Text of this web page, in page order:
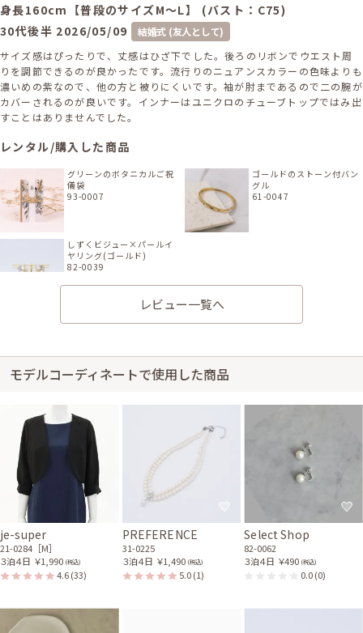
身長160cm【普段のサイズM〜L】 (バスト：C75)
30代後半 2026/05/09
結婚式 (友人として)
サイズ感はぴったりで、丈感はひざ下でした。後ろのリボンでウエスト周
りを調節できるのが良かったです。流行りのニュアンスカラーの色味よりも
濃いめの紫なので、他の方と被りにくいです。袖が肘まであるので二の腕が
カバーされるのが良いです。インナーはユニクロのチューブトップではみ出
すことはありませんでした。
レンタル/購入した商品
グリーンのボタニカルご祝
儀袋
93-0007
ゴールドのストーン付バン
グル
61-0047
しずくビジュー×パールイ
ヤリング(ゴールド)
82-0039
身長159cm【普段のサイズM】 (バスト：C70)
サイズ感はぴったりで、丈感はひざ下でした。お上品なパープルのドレスで
した。他の方とかぶらない色味だったため女性ゲストが多い結婚式で大変
助かりました！
身長152cm【M】 (バスト：C75)
30代前半
2026/03/15 食事会・記念日
サイズはぴったりで、丈はひざ下でした。 推しカラーの素敵なドレスでし
た！！
レビュー一覧へ
モデルコーディネートで使用した商品
je-super
21-0284［M］
３泊４日 ￥1,990 (税込)
4.6(33)
PREFERENCE
31-0225
３泊４日 ￥1,490 (税込)
5.0(1)
Select Shop
82-0062
３泊４日 ￥490 (税込)
0.0(0)